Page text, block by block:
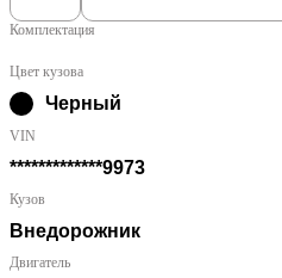
Комплектация
Цвет кузова
Черный
VIN
*************9973
Кузов
Внедорожник
Двигатель